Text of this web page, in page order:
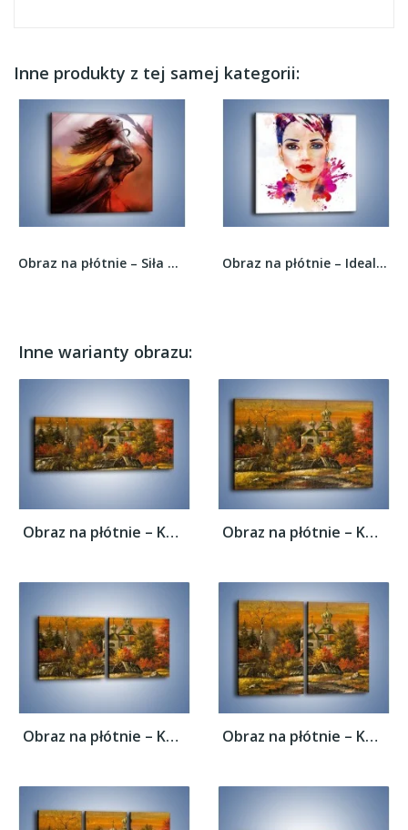
Inne produkty z tej samej kategorii:
Obraz na płótnie – Siła w kobiecym ciele –... Obraz na płótnie – Idealne proporcje twarzy –...
Inne warianty obrazu:
Obraz na płótnie – Kaplica późną jesienią... Obraz na płótnie – Kaplica późną jesienią...
Obraz na płótnie – Kaplica późną jesienią... Obraz na płótnie – Kaplica późną jesienią...